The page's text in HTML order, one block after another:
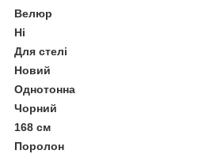
Велюр
Ні
Для стелі
Новий
Однотонна
Чорний
168 см
Поролон